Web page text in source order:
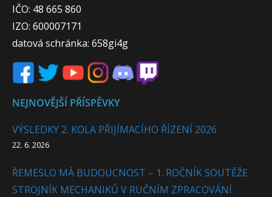
IČO: 48 665 860
IZO: 600007171
datová schránka: 658gi4g
NEJNOVĚJŠÍ PŘÍSPĚVKY
VÝSLEDKY 2. KOLA PŘIJÍMACÍHO ŘÍZENÍ 2026
22. 6. 2026
ŘEMESLO MÁ BUDOUCNOST – 1. ROČNÍK SOUTĚŽE
STROJNÍK MECHANIKŮ V RUČNÍM ZPRACOVÁNÍ